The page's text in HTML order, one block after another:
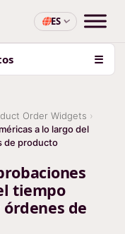
ES
☰
Order Widgets
a lo largo del
de producto
tiempo
de